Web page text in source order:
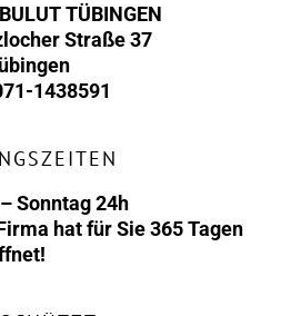
TÜBINGEN
Straße 37
1438591
Sonntag 24h
hat für Sie 365 Tagen